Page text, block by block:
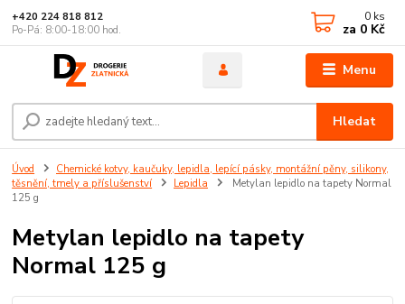
Menu
Hledat
+420 224 818 812
Po-Pá: 8:00-18:00 hod.
0 ks
za 0 Kč
Úvod
Chemické kotvy, kaučuky, lepidla, lepící pásky, montážní pěny, silikony,
těsnění, tmely a příslušenství
Lepidla
Metylan lepidlo na tapety Normal
125 g
Metylan lepidlo na tapety
Normal 125 g